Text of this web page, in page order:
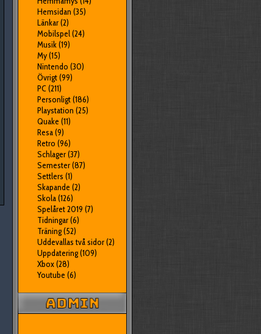
Hemsidan (35)
Länkar(2)
Mobilspel(24)
Musik(19)
My(15)
Nintendo (30)
Övrigt(99)
PC (211)
Personligt(186)
Playstation (25)
Quake (11)
Resa(9)
Retro (96)
Schlager(37)
Semester(87)
Settlers (1)
Skapande (2)
Skola(126)
Spelåret 2019 (7)
Tidningar(6)
Träning(52)
Uddevallas två sidor(2)
Uppdatering(109)
Xbox(28)
Youtube (6)